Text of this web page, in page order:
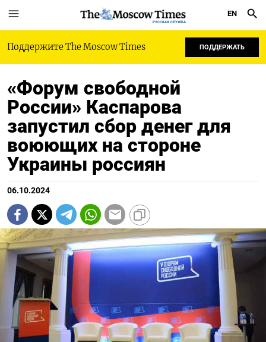
РУССКАЯ СЛУЖБА
EN
Поддержите The Moscow Times ПОДДЕРЖАТЬ
«Форум свободной
России» Каспарова
запустил сбор денег для
воюющих на стороне
Украины россиян
06.10.2024